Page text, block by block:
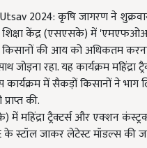
2024:कृषि जागरण ने
केंद्र (एसएसके) में'
की आय को अधिकतम
रहा. यह कार्यक्रम महिंद्रा
कार्यक्रम में सैकड़ों किसानों ने
की.
महिंद्रा ट्रैक्टर्स और एक्शन
के स्टॉल जाकर लेटेस्ट मॉडल्स की